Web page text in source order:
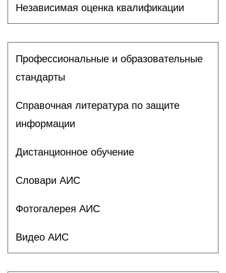
Независимая оценка квалификации
Профессиональные и образовательные
стандарты
Справочная литература по защите
информации
Дистанционное обучение
Словари АИС
Фотогалерея АИС
Видео АИС